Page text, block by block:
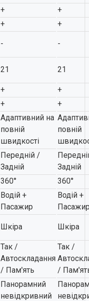
+
+
+
+
- -
21 21
+
+
+ +
Адаптивний на
повній
швидкості
повній
Передній /
Задній
Задній
360°
360°
Водій +
Пасажир
Водій +
Шкіра Шкіра
Так /
Автоскладання
/ Пам'ять
Так /
/
Панорамний
невідкривний